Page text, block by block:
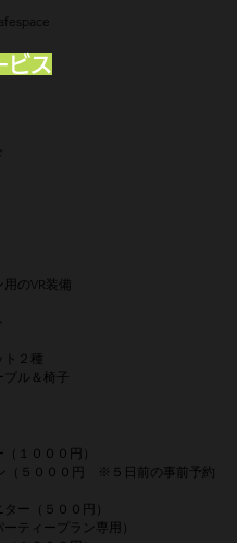
ビス
用のVR装備
ト２種
ブル＆椅子
１０００円）
（５０００円 ※５日前の事前予約
ー（５００円）
ティープラン専用）